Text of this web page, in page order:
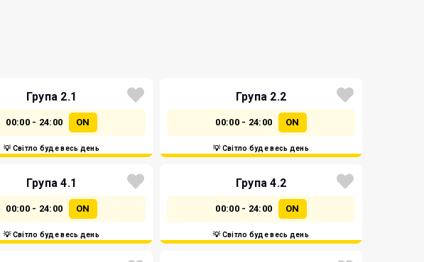
Група 2.1
00:00 - 24:00 ON
💡 Світло буде весь день
Група 2.2
00:00 - 24:00 ON
💡 Світло буде весь день
Група 4.1
00:00 - 24:00 ON
💡 Світло буде весь день
Група 4.2
00:00 - 24:00 ON
💡 Світло буде весь день